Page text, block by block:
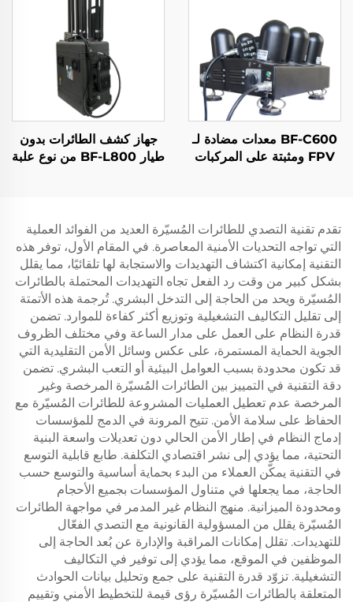
FPV
BF-C600 معدات مضادة لـ
FPV ومثبتة على المركبات
جهاز كشف الطائرات بدون
طيار BF-L800 من نوع علبة
تقدم تقنية التصدي للطائرات المُسيّرة العديد من الفوائد العملية
التي تواجه التحديات الأمنية المعاصرة. في المقام الأول، توفر هذه
التقنية إمكانية اكتشاف التهديدات والاستجابة لها تلقائيًا، مما يقلل
بشكل كبير من وقت رد الفعل تجاه التهديدات المحتملة بالطائرات
المُسيّرة ويحد من الحاجة إلى التدخل البشري. تُرجمة هذه الأتمتة
إلى تقليل التكاليف التشغيلية وتوزيع أكثر كفاءة للموارد. تضمن
قدرة النظام على العمل على مدار الساعة وفي مختلف الظروف
الجوية الحماية المستمرة، على عكس وسائل الأمن التقليدية التي
قد تكون محدودة بسبب العوامل البيئية أو التعب البشري. تضمن
دقة التقنية في التمييز بين الطائرات المُسيّرة المرخصة وغير
المرخصة عدم تعطيل العمليات المشروعة للطائرات المُسيّرة مع
الحفاظ على سلامة الأمن. تتيح المرونة في الدمج للمؤسسات
إدماج النظام في إطار الأمن الحالي دون تعديلات واسعة البنية
التحتية، مما يؤدي إلى نشر اقتصادي التكلفة. طابع قابلية التوسع
في التقنية يمكّن العملاء من البدء بحماية أساسية والتوسع حسب
الحاجة، مما يجعلها في متناول المؤسسات بجميع الأحجام
ومحدودة الميزانية. منهج النظام غير المدمر في مواجهة الطائرات
المُسيّرة يقلل من المسؤولية القانونية مع التصدي الفعّال
للتهديدات. تقلل إمكانات المراقبة والإدارة عن بُعد الحاجة إلى
الموظفين في الموقع، مما يؤدي إلى توفير في التكاليف
التشغيلية. تزوّد قدرة التقنية على جمع وتحليل بيانات الحوادث
المتعلقة بالطائرات المُسيّرة رؤى قيمة للتخطيط الأمني وتقييم